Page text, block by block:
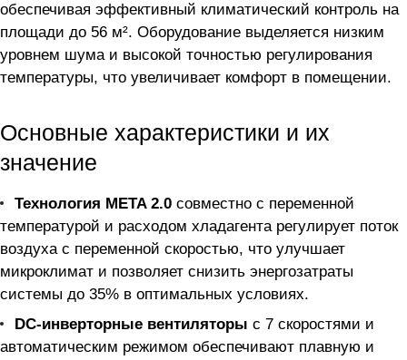
обеспечивая эффективный климатический контроль на
площади до 56 м². Оборудование выделяется низким
уровнем шума и высокой точностью регулирования
температуры, что увеличивает комфорт в помещении.
Основные характеристики и их
значение
Технология META 2.0 совместно с переменной
температурой и расходом хладагента регулирует поток
воздуха с переменной скоростью, что улучшает
микроклимат и позволяет снизить энергозатраты
системы до 35% в оптимальных условиях.
DC-инверторные вентиляторы с 7 скоростями и
автоматическим режимом обеспечивают плавную и